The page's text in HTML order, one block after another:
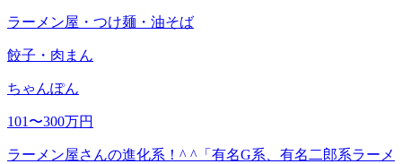
ラーメン屋・つけ麺・油そば
餃子・肉まん
ちゃんぽん
101〜300万円
ラーメン屋さんの進化系！^ ^「有名G系、有名二郎系ラーメ